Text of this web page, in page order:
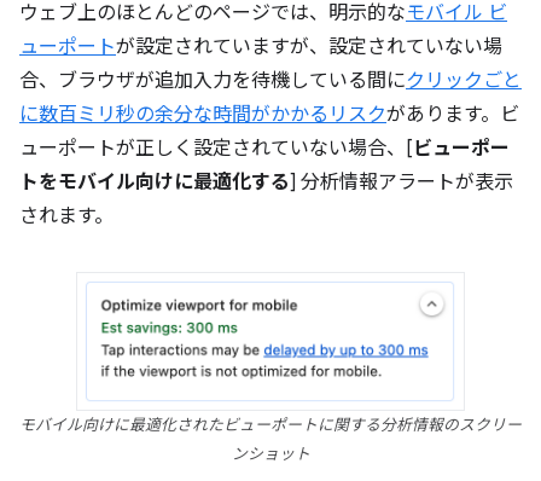
ウェブ上のほとんどのページでは、明示的なモバイル ビ
ューポートが設定されていますが、設定されていない場
合、ブラウザが追加入力を待機している間にクリックごと
に数百ミリ秒の余分な時間がかかるリスクがあります。ビ
ューポートが正しく設定されていない場合、[ビューポー
トをモバイル向けに最適化する] 分析情報アラートが表示
されます。
モバイル向けに最適化されたビューポートに関する分析情報のスクリー
ンショット